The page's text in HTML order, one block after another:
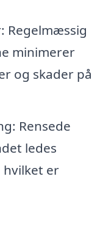
Regelmæssig
minimerer
og skader på
Rensede
ledes
er